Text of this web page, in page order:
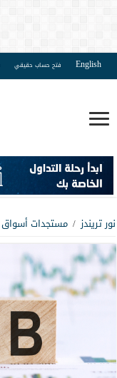
English فتح حساب حقيقي
نور تريندز / مستجدات أسواق